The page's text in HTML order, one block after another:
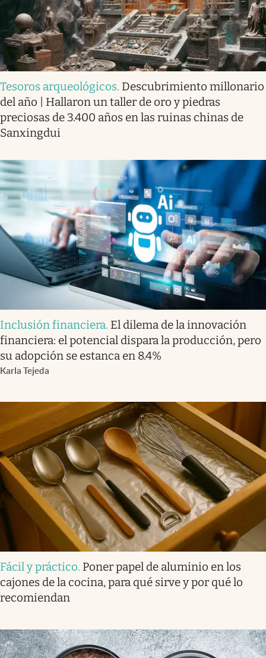
Tesoros arqueológicos. Descubrimiento millonario
del año | Hallaron un taller de oro y piedras
preciosas de 3.400 años en las ruinas chinas de
Sanxingdui
Inclusión financiera. El dilema de la innovación
financiera: el potencial dispara la producción, pero
su adopción se estanca en 8.4%
Karla Tejeda
Fácil y práctico. Poner papel de aluminio en los
cajones de la cocina, para qué sirve y por qué lo
recomiendan